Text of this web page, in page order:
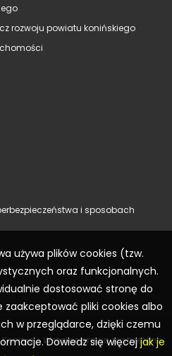
rozwoju powiatu konińskiego
i sposobach
– Wszelkie prawa zastrzeżone
używa plików cookies (tzw.
oraz funkcjonalnych.
dostosować stronę do
zaakceptować pliki cookies albo
w przeglądarce, dzięki czemu
Dowiedz się więcejjak je